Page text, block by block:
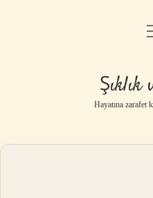
Gizlilik
Hayatına zarafet